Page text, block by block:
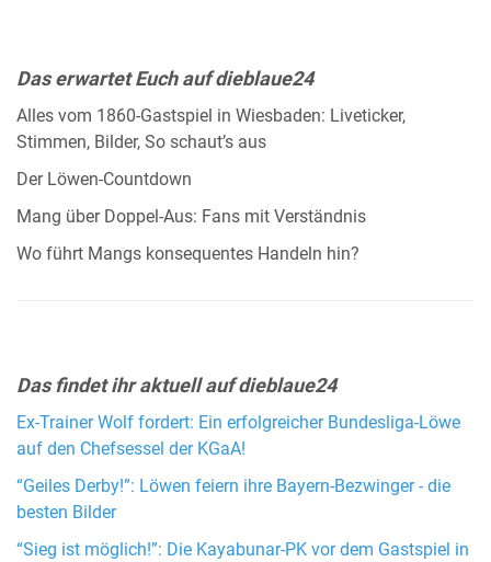
Das erwartet Euch auf dieblaue24
Alles vom 1860-Gastspiel in Wiesbaden: Liveticker,
Stimmen, Bilder, So schaut’s aus
Der Löwen-Countdown
Mang über Doppel-Aus: Fans mit Verständnis
Wo führt Mangs konsequentes Handeln hin?
Das findet ihr aktuell auf dieblaue24
Ex-Trainer Wolf fordert: Ein erfolgreicher Bundesliga-Löwe
auf den Chefsessel der KGaA!
“Geiles Derby!”: Löwen feiern ihre Bayern-Bezwinger - die
besten Bilder
“Sieg ist möglich!”: Die Kayabunar-PK vor dem Gastspiel in